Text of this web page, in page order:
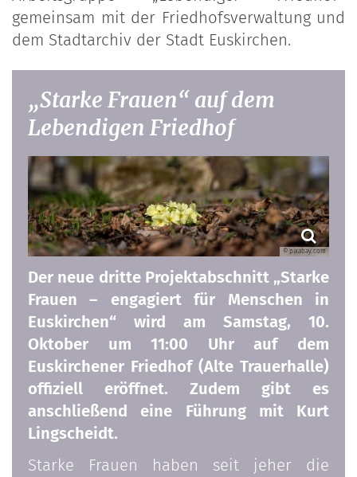
gemeinsam mit der Friedhofsverwaltung und
dem Stadtarchiv der Stadt Euskirchen.
„Starke Frauen“ auf dem
Lebendigen Friedhof
© pixabay.com
Der neue dritte Projektabschnitt „Starke
Frauen – engagiert für Menschen in
Euskirchen“ wird am Samstag, 10.
Oktober um 11:00 Uhr auf dem
Euskirchener Friedhof (Alte Trauerhalle)
offiziell eröffnet. Zudem gibt es
anschließend eine Führung mit Kurt
Lingscheidt.
Starke Frauen haben seit jeher die